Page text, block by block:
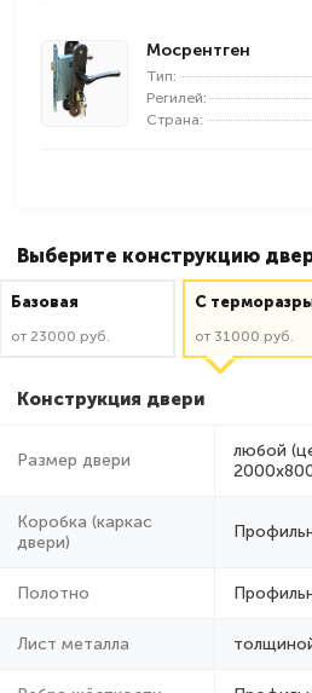
Мосрентген
Тип:
Регилей:
Страна:
Выберите конструкцию
Базовая
от 23000 руб.
C
от 31000 руб.
Конструкция двери
Размер двери
любой
Коробка (каркас
двери)
Полотно
Лист металла